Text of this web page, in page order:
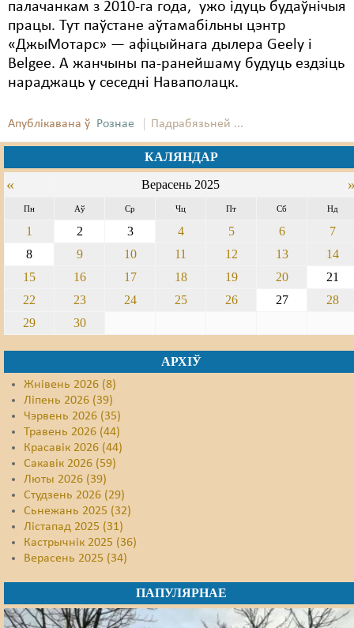
палачанкам з 2010-га года, ужо ідуць будаўнічыя
працы. Тут паўстане аўтамабільны цэнтр
«ДжыМотарс» — афіцыйнага дылера Geely і
Belgee. А жанчыны па-ранейшаму будуць ездзіць
нараджаць у сеседні Наваполацк.
Апублікавана ў Рознае Падрабязьней ...
КАЛЯНДАР
« Верасень 2025
Пн Аў Ср Чц Пт Сб Нд
1 2 3 4 5 6
7
8
9 10 11 12 13
14
15
16 17 18 19 20
21
22
23 24 25 26 27
28
29
30
АРХІЎ
Жнівень 2026 (8)
Ліпень 2026 (39)
Чэрвень 2026 (35)
Травень 2026 (44)
Красавік 2026 (44)
Сакавік 2026 (59)
Люты 2026 (39)
Студзень 2026 (29)
Сьнежань 2025 (32)
Лістапад 2025 (31)
Кастрычнік 2025 (36)
Верасень 2025 (34)
ПАПУЛЯРНАЕ
Праваабаронцы
Правы дзіцяці
Пэнітэнцыярная сыстэма
Распальваньне варожасьці
Свабода сумленьня
Сьмяротнае пакараньне
Сацыяльныя правы